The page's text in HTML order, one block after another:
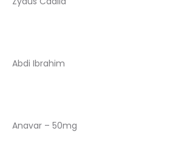
Abdi Ibrahim
Anavar – 50mg